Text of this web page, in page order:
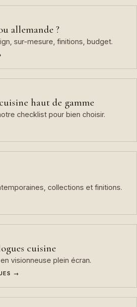
allemande ?
sur-mesure, finitions, budget.
haut de gamme
checklist pour bien choisir.
collections et finitions.
cuisine
visionneuse plein écran.
→